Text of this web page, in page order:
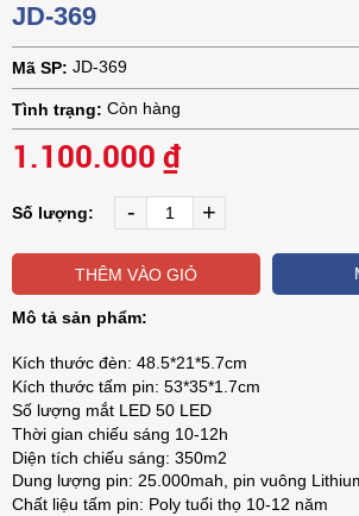
JD-369
Mã SP: JD-369
Tình trạng: Còn hàng
1.100.000 ₫
Số lượng: - +
THÊM VÀO GIỎ
Mô tả sản phẩm:
Kích thước đèn: 48.5*21*5.7cm
Kích thước tấm pin: 53*35*1.7cm
Số lượng mắt LED 50 LED
Thời gian chiếu sáng 10-12h
Diện tích chiếu sáng: 350m2
Dung lượng pin: 25.000mah, pin vuông
Chất liệu tấm pin: Poly tuổi thọ 10-12 năm